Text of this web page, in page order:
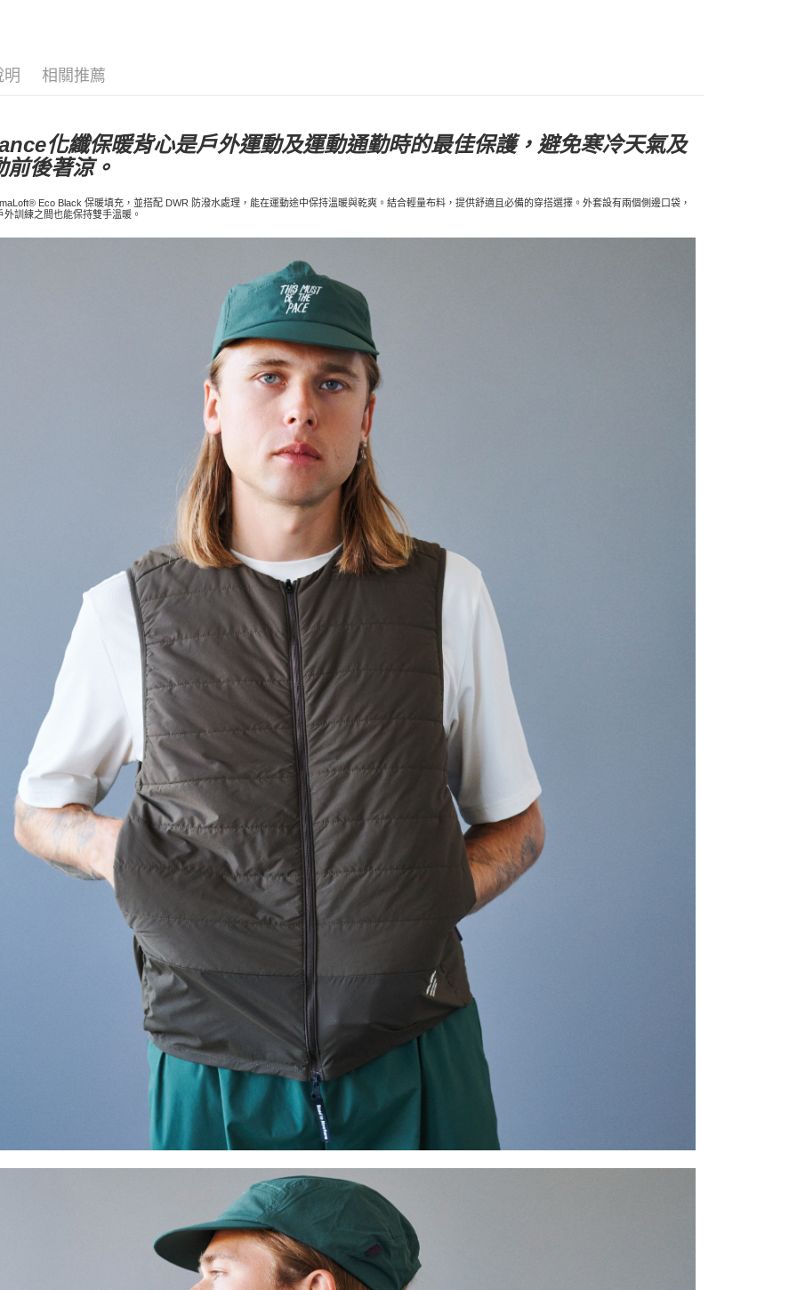
明 相關推薦
化纖保暖背心是戶外運動及運動通勤時的最佳保護，避免寒冷天氣及
前後著涼。
Eco Black 保暖填充，並搭配 DWR 防潑水處理，能在運動途中保持溫暖與乾爽。結合輕量布料，提供舒適且必備的穿搭選擇。外套設有兩個側邊口袋，
外訓練之間也能保持雙手溫暖。